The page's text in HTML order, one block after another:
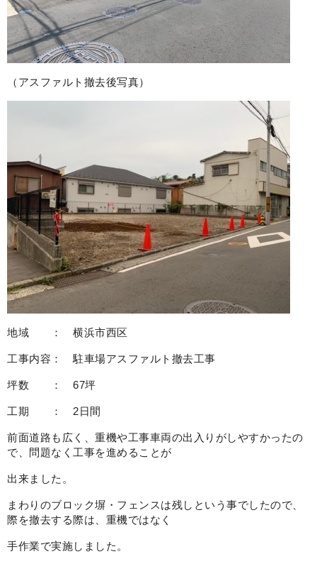
（アスファルト撤去後写真）
地域 ： 横浜市西区
工事内容： 駐車場アスファルト撤去工事
坪数 ： 67坪
工期 ： 2日間
前面道路も広く、重機や工事車両の出入りがしやすかったの
で、問題なく工事を進めることが
出来ました。
まわりのブロック塀・フェンスは残しという事でしたので、
際を撤去する際は、重機ではなく
手作業で実施しました。